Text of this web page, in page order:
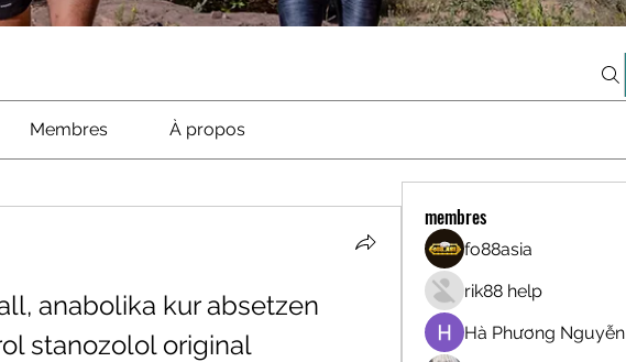
Membres À propos
anabolika kur absetzen
stanozolol original
membres
fo88asia
rik88 help
Hà Phương Nguyễn